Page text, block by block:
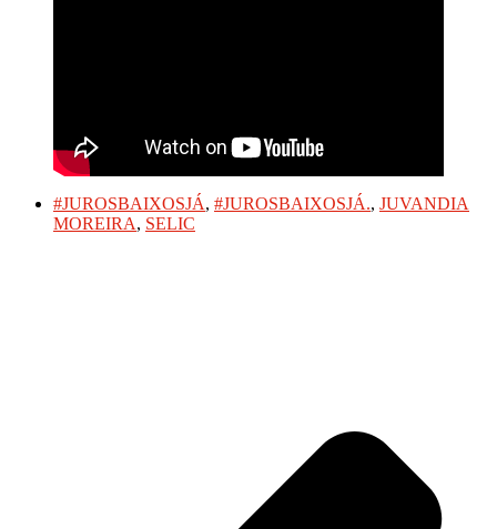
#JUROSBAIXOSJÁ, #JUROSBAIXOSJÁ., JUVANDIA
MOREIRA, SELIC